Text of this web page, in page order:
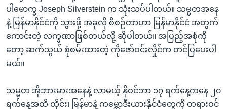
ပါမောက္ခ Joseph Silverstein က သုံးသပ်ပါတယ်။ သမ္မတအနေ
နဲ့ မြန်မာနိုင်ငံကို သွားဖို့ အခုလို စီစဉ်တာဟာ မြန်မာနိုင်ငံ အတွက်
ကောင်းတဲ့ လက္ခဏာဖြစ်တယ်လို့ ဆိုပါတယ်။ အပြည့်အစုံကို
တော့ ဆက်သွယ် စုံစမ်းထားတဲ့ ကိုဇော်ဝင်းလှိုင်က တင်ပြပေးပါ
မယ်။
သမ္မတ အိုဘားမားအနေနဲ့ လာမယ့် နိုဝင်ဘာ ၁၇ ရက်နေ့ကနေ ၂၀
ရက်နေ့အထိ ထိုင်း၊ မြန်မာနဲ့ ကမ္ဘောဒီးယားနိုင်ငံတွေကို တရားဝင်